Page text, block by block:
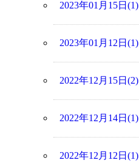
2023年01月15日(1)
2023年01月12日(1)
2022年12月15日(2)
2022年12月14日(1)
2022年12月12日(1)